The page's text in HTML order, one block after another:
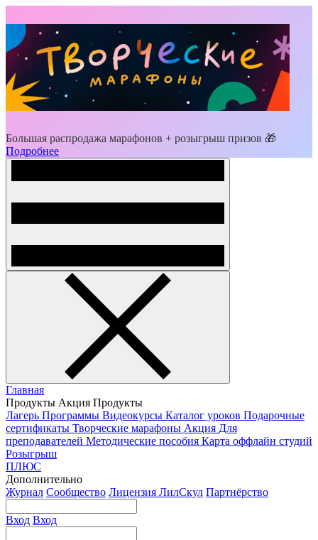
Большая распродажа марафонов + розыгрыш призов 🎁
Подробнее
Главная
Продукты Акция Продукты
Лагерь Программы Видеокурсы Каталог уроков Подарочные
сертификаты Творческие марафоны Акция Для
преподавателей Методические пособия Карта оффлайн студий
Розыгрыш
ПЛЮС
Дополнительно
Журнал Сообщество Лицензия ЛилСкул Партнёрство
Вход Вход